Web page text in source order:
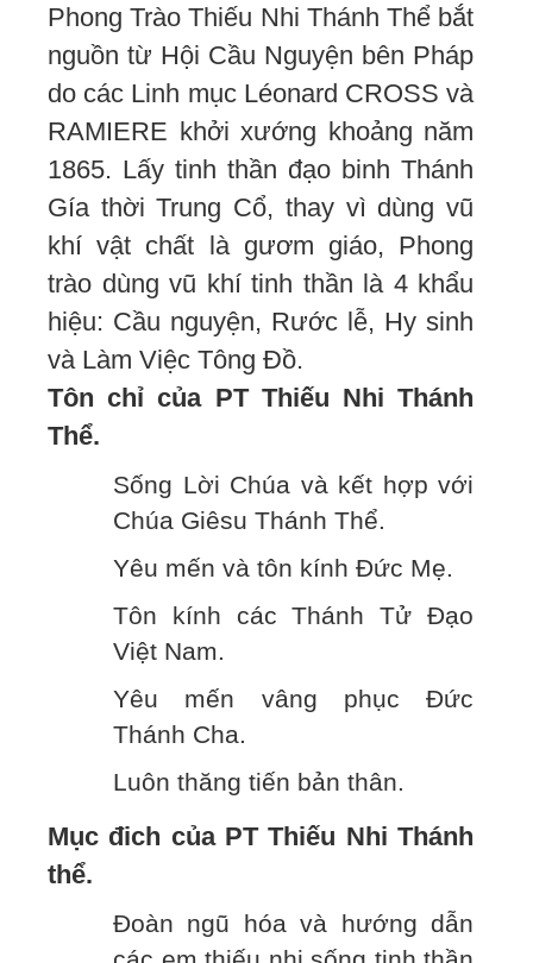
Phong Trào Thiếu Nhi Thánh Thể bắt
nguồn từ Hội Cầu Nguyện bên Pháp
do các Linh mục Léonard CROSS và
RAMIERE khởi xướng khoảng năm
1865. Lấy tinh thần đạo binh Thánh
Gía thời Trung Cổ, thay vì dùng vũ
khí vật chất là gươm giáo, Phong
trào dùng vũ khí tinh thần là 4 khẩu
hiệu: Cầu nguyện, Rước lễ, Hy sinh
và Làm Việc Tông Đồ.
Tôn chỉ của PT Thiếu Nhi Thánh
Thể.
Sống Lời Chúa và kết hợp với
Chúa Giêsu Thánh Thể.
Yêu mến và tôn kính Đức Mẹ.
Tôn kính các Thánh Tử Đạo
Việt Nam.
Yêu mến vâng phục Đức
Thánh Cha.
Luôn thăng tiến bản thân.
Mục đich của PT Thiếu Nhi Thánh
thể.
Đoàn ngũ hóa và hướng dẫn